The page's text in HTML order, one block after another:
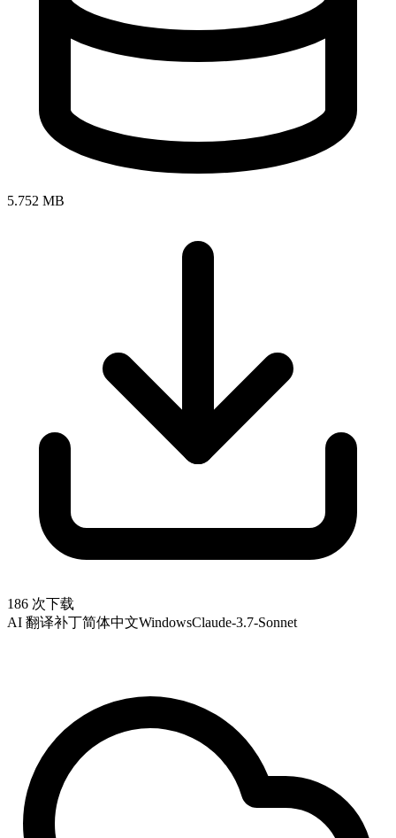
5.752 MB
186 次下载
AI 翻译补丁简体中文WindowsClaude-3.7-Sonnet